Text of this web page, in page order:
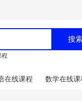
搜
程
在线课程 数学在线课